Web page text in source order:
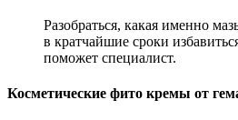
Разобраться, какая именно
в кратчайшие сроки
поможет специалист.
Косметические фито кремы от